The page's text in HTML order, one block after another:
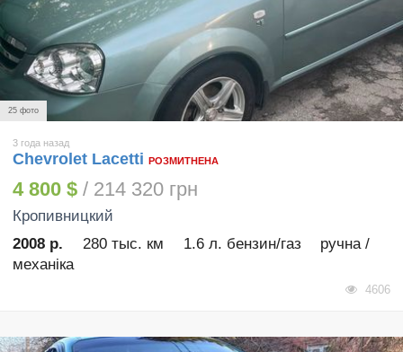
25 фото
3 года назад
Chevrolet Lacetti РОЗМИТНЕНА
4 800 $ / 214 320 грн
Кропивницкий
2008 р.
280 тыс. км 1.6 л. бензин/газ
ручна /
механіка
4606